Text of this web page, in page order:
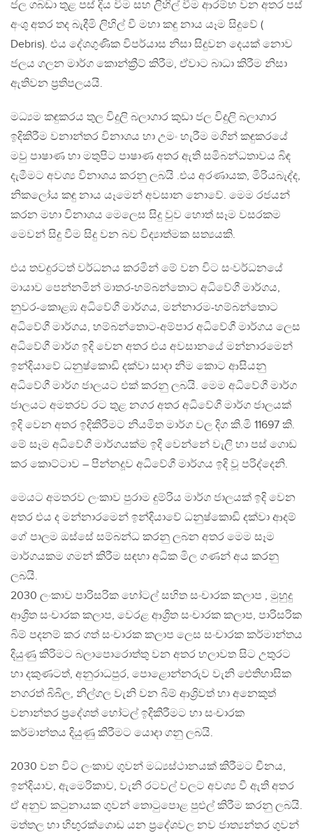
ජල ගබඩා තුළ පස් දිය විම සහ ලිහිල් වීම ආරම්භ වන අතර පස්
අංශු අතර තද බැදීමි ලිහිල් වී මහා කඳු නාය යෑම සිදුවේ (
Debris). එය දේශගුණික විපර්යාස නිසා සිදුවන දෙයක් නොව
ජලය ගලන මාර්ග කොන්ක්‍රීට් කිරීම, ඒවාට බාධා කිරීම නිසා
ඇතිවන ප්‍රතිපලයයි.
මධ්‍යම කඳුකරය තුල විදුලි බලාගාර කුඩා ජල විදුලි බලාගාර
ඉදිකිරීම වනාන්තර විනාශය හා උමං හැරීම මගින් කඳුකරයේ
මවු පාෂාණ හා මතුපිට පාෂාණ අතර ඇති සමිබන්ධතාවය බිඳ
දැමීමට අවශ්‍ය විනාශය කරනු ලබයි .එය අරණායක, මිරියබැද්ද,
නිකලෝය කඳු නාය යෑමෙන් අවසාන නොවේ. මෙම රජයන්
කරන මහා විනාශය මෙලෙස සිදු වුව හොත් සෑම වසරකම
මෙවන් සිදු වීම සිදු වන බව විද්‍යාත්මක සත්‍යයකි.
එය තවදුරටත් වර්ධනය කරමින් මේ වන විට සංවර්ධනයේ
මායාව පෙන්නමින් මාතර-හම්බන්තොට අධිවේගී මාර්ගය,
නුවර-කොළඹ අධිවේගී මාර්ගය, මන්නාරම-හම්බන්තොට
අධිවේගී මාර්ගය, හම්බන්තොට-අම්පාර අධිවේගී මාර්ගය ලෙස
අධිවේගී මාර්ග ඉදි වෙන අතර එය අවසානයේ මන්නාරමෙන්
ඉන්දියාවේ ධනුෂ්කොඩි දක්වා සාදා නිම කොට ආසියනු
අධිවේගී මාර්ග ජාලයට එක් කරනු ලබයි. මෙම අධිවේගී මාර්ග
ජාලයට අමතරව රට තුළ නගර අතර අධිවේගී මාර්ග ජාලයක්
ඉදි වෙන අතර ඉදිකිරීමට නියමිත මාර්ග වල දිග කි.මි 11697 කි.
මේ සෑම අධිවේගී මාර්ගයක්ම ඉදි වෙන්නේ වැලි හා පස් ගොඩ
කර කොට්ටාව – පින්නදූව අධිවේගී මාර්ගය ඉදි වූ පරිද්දෙනි.
මෙයට අමතරව ලංකාව පුරාම දුම්රිය මාර්ග ජාලයක් ඉදි වෙන
අතර එය ද මන්නාරමෙන් ඉන්දියාවේ ධනුෂ්කොඩි දක්වා ආදම්
ගේ පාලම ඔස්සේ සම්බන්ධ කරනු ලබන අතර මෙම සෑම
මාර්ගයකම ගමන් කිරීම සඳහා අධික මිල ගණන් අය කරනු
ලබයි.
2030 ලංකාව පාරිසරික හෝටල් සහිත සංචාරක කලාප , මුහුදු
ආශ්‍රිත සංචාරක කලාප, වෙරළ ආශ්‍රිත සංචාරක කලාප, පාරිසරික
බිම් පදනම් කර ගත් සංචාරක කලාප ලෙස සංචාරක කර්මාන්තය
දියුණු කිරිමට බලාපොරොත්තු වන අතර හලාවත සිට උතුරට
හා දකුණටත්, අනුරාධපුර, පොළොන්නරුව වැනි ඓතිහාසික
නගරත් බිබිල, නිල්ගල වැනි වන බිම් ආශ්‍රිවත් හා අනෙකුත්
වනාන්තර ප්‍රදේශත් හෝටල් ඉදිකිරීමට හා සංචාරක
කර්මාන්තය දියුණු කිරීමට යොදා ගනු ලබයි.
2030 වන විට ලංකාව ගුවන් මධ්‍යස්ථානයක් කිරීමට චීනය,
ඉන්දියාව, ඇමෙරිකාව, වැනි රටවල් වලට අවශ්‍ය වී ඇති අතර
ඒ අනුව කටුනායක ගුවන් තොටුපොළ පුළුල් කිරීම කරනු ලබයි.
මත්තල හා හිඟුරක්ගොඩ යන ප්‍රදේශවල නව ජාත්‍යන්තර ගුවන්